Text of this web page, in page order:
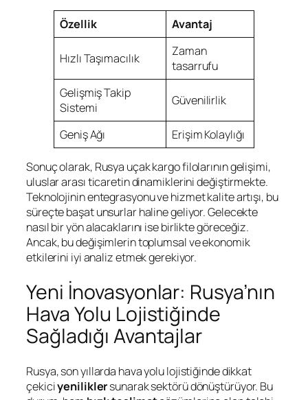
Özellik Avantaj
Hızlı Taşımacılık
Zaman
tasarrufu
Gelişmiş Takip
Sistemi
Güvenilirlik
Geniş Ağı Erişim Kolaylığı
Sonuç olarak, Rusya uçak kargo filolarının gelişimi,
uluslar arası ticaretin dinamiklerini değiştirmekte.
Teknolojinin entegrasyonu ve hizmet kalite artışı, bu
süreçte başat unsurlar haline geliyor. Gelecekte
nasıl bir yön alacaklarını ise birlikte göreceğiz.
Ancak, bu değişimlerin toplumsal ve ekonomik
etkilerini iyi analiz etmek gerekiyor.
Yeni İnovasyonlar: Rusya’nın
Hava Yolu Lojistiğinde
Sağladığı Avantajlar
Rusya, son yıllarda hava yolu lojistiğinde dikkat
çekiciyeniliklersunarak sektörü dönüştürüyor. Bu